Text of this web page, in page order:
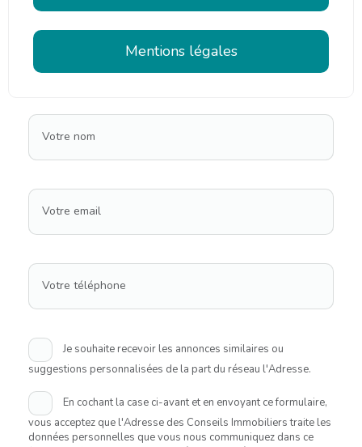
Mentions légales
Votre nom
Votre email
Votre téléphone
Je souhaite recevoir les annonces similaires ou
suggestions personnalisées de la part du réseau l'Adresse.
En cochant la case ci-avant et en envoyant ce formulaire,
vous acceptez que l'Adresse des Conseils Immobiliers traite les
données personnelles que vous nous communiquez dans ce